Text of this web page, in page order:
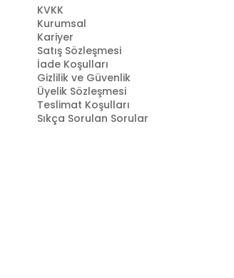
KVKK
Kurumsal
Kariyer
Satış Sözleşmesi
İade Koşulları
Gizlilik ve Güvenlik
Üyelik Sözleşmesi
Teslimat Koşulları
Sıkça Sorulan Sorular